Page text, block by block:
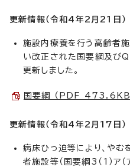
更新情報（令和4年2月21日）
施設内療養を行う高齢者
い改正された国要綱及び
更新しました。
国要綱 （PDF 473.6KB
更新情報（令和4年2月17日）
病床ひっ迫等により、や
者施設等（国要綱3（1）ア